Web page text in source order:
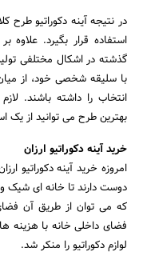
در نتیجه آینه دکوراتیو طرح
استفاده قرار بگیرد.
گذشته در اشکال مختلفی
با سلیقه شخصی خود، از
انتخاب را داشته باشند.
بهترین طرح می توانید از یک
خرید آینه دکوراتیو ارزان
امروزه خرید آینه دکوراتیو
دوست دارند تا خانه ای شیک
که می توان از طریق آن
فضای داخلی خانه با هزینه
لوازم دکوراتیو را منکر شد.